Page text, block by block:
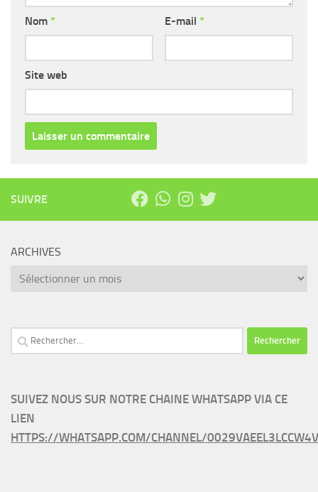
Nom * E-mail *
Site web
SUIVRE
ARCHIVES
Archives
Rechercher :
SUIVEZ NOUS SUR NOTRE CHAINE WHATSAPP VIA CE
LIEN
HTTPS://WHATSAPP.COM/CHANNEL/